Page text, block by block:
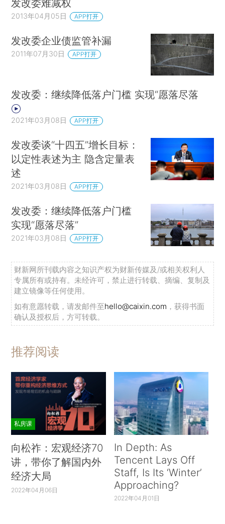
发改委难减权
2013年04月05日 APP打开
发改委企业债监管补漏
2011年07月30日 APP打开
发改委：继续降低落户门槛 实现“愿落尽落
2021年03月08日 APP打开
发改委谈“十四五”增长目标：
以定性表述为主 隐含定量表
述
2021年03月08日 APP打开
发改委：继续降低落户门槛
实现“愿落尽落”
2021年03月08日 APP打开
财新网所刊载内容之知识产权为财新传媒及/或相关权利人
专属所有或持有。未经许可，禁止进行转载、摘编、复制及
建立镜像等任何使用。
如有意愿转载，请发邮件至hello@caixin.com ，获得书面
确认及授权后，方可转载。
推荐阅读
私房课
向松祚：宏观经济70
讲，带你了解国内外
经济大局
2022年04月06日
In Depth: As
Tencent Lays Off
Staff, Is Its ‘Winter’
Approaching?
2022年04月01日